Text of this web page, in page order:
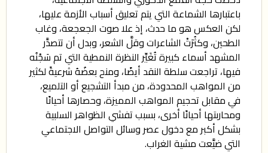
باعتبارها الشماعة التي يتم تعليق أسباب الأزمة عليها،
لكن العكس هو ما حدث، إذ علا صوت الجعجعة، وغاب
الطحين، وكثُرَتْ الشاعرات وقلَّ الشعر، وبدل أن تتصدَّر
المشهد أسماء كبيرة تُغَيِّر النظرة النمطية التي تم سَجْنُه
فيها، تراجعت سلطة النقد أيضًا، ومنح بعضُهُ شرعيةً لكثير
من المواهب المحدودة، من مبدأ التشجيع أو التلميع،
في مقابل تحجيم المواهب المميزة، وحصارها أحيانًا
ومحاربتها أحيانًا أخرى، بسبب تفشي الظواهر السلبية
بشكل أكبر مع دخول عصر وسائل التواصل الاجتماعي
التي ضيَّعت مشية الغراب.